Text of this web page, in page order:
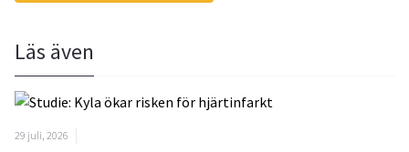
Läs även
29 juli, 2026